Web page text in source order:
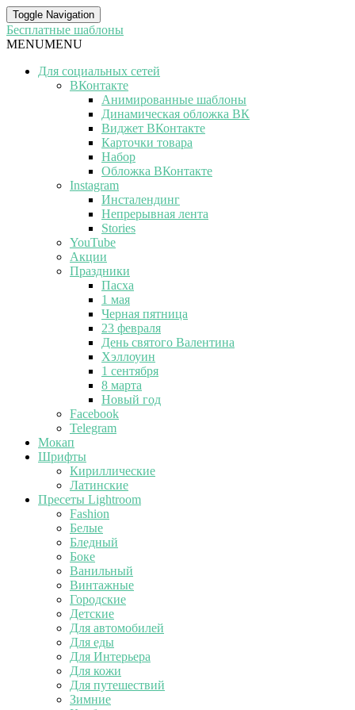
Toggle Navigation
Бесплатные шаблоны
MENUMENU
Для социальных сетей
ВКонтакте
Анимированные шаблоны
Динамическая обложка ВК
Виджет ВКонтакте
Карточки товара
Набор
Обложка ВКонтакте
Instagram
Инсталендинг
Непрерывная лента
Stories
YouTube
Акции
Праздники
Пасха
1 мая
Черная пятница
23 февраля
День святого Валентина
Хэллоуин
1 сентября
8 марта
Новый год
Facebook
Telegram
Мокап
Шрифты
Кириллические
Латинские
Пресеты Lightroom
Fashion
Белые
Бледный
Боке
Ванильный
Винтажные
Городские
Детские
Для автомобилей
Для еды
Для Интерьера
Для кожи
Для путешествий
Зимние